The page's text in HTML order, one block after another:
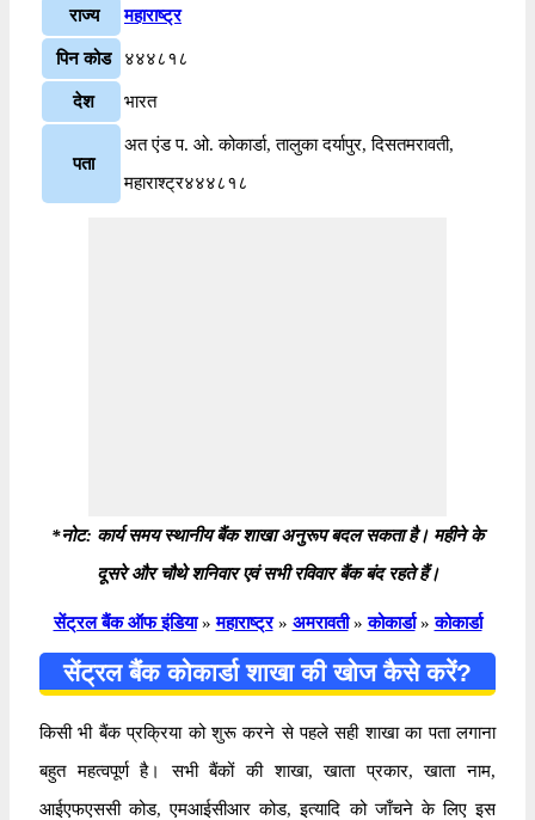
राज्य महाराष्ट्र
पिन कोड ४४४८१८
देश भारत
पता
अत एंड प. ओ. कोकार्डा, तालुका दर्यापुर, दिसतमरावती,
महाराश्ट्र४४४८१८
*नोट: कार्य समय स्थानीय बैंक शाखा अनुरूप बदल सकता है। महीने के
दूसरे और चौथे शनिवार एवं सभी रविवार बैंक बंद रहते हैं।
सेंट्रल बैंक ऑफ इंडिया » महाराष्ट्र » अमरावती » कोकार्डा » कोकार्डा
सेंट्रल बैंक कोकार्डा शाखा की खोज कैसे करें?
किसी भी बैंक प्रक्रिया को शुरू करने से पहले सही शाखा का पता लगाना
बहुत महत्वपूर्ण है। सभी बैंकों की शाखा, खाता प्रकार, खाता नाम,
आईएफएससी कोड, एमआईसीआर कोड, इत्यादि को जाँचने के लिए इस